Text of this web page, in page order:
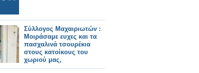
Σύλλογος Μαχαιριωτών :
Μοιράσαμε ευχες και τα
πασχαλινά τσουρέκια
στους κατοίκους του
χωριού μας,